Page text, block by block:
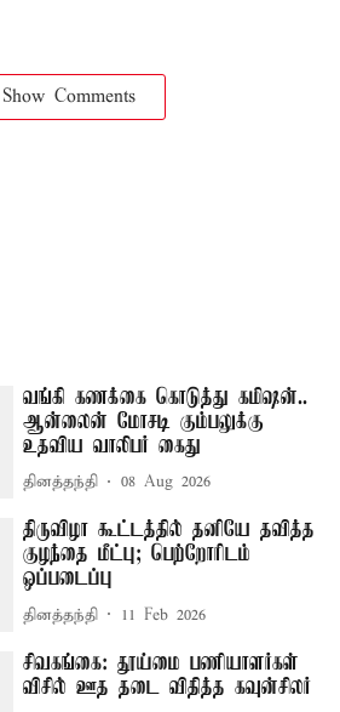
Show Comments
வங்கி கணக்கை கொடுத்து கமிஷன்..
ஆன்லைன் மோசடி கும்பலுக்கு
உதவிய வாலிபர் கைது
தினத்தந்தி 08 Aug 2026
திருவிழா கூட்டத்தில் தனியே தவித்த
குழந்தை மீட்பு; பெற்றோரிடம்
ஒப்படைப்பு
தினத்தந்தி 11 Feb 2026
சிவகங்கை: தூய்மை பணியாளர்கள்
விசில் ஊத தடை விதித்த கவுன்சிலர்